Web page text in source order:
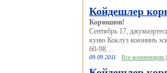
Койдешлер
Корюшюв!
Сентябрь 17,
куню Коклуз коюнинъ
60-98....
09.09.2011 Все комментарии